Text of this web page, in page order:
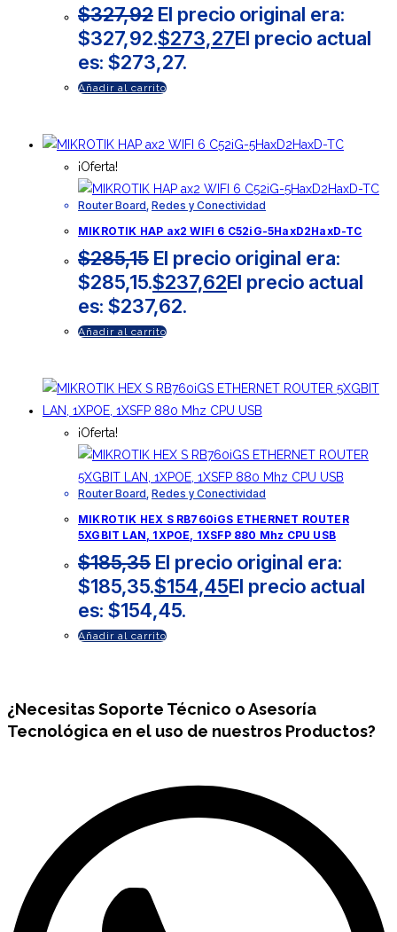
$327,92 El precio original era:
$327,92.$273,27El precio actual
es: $273,27.
Añadir al carrito
¡Oferta!
Router Board Redes y Conectividad
MIKROTIK HAP ax2 WIFI 6 C52iG-5HaxD2HaxD-TC
$285,15 El precio original era:
$285,15.$237,62El precio actual
es: $237,62.
Añadir al carrito
¡Oferta!
Router Board Redes y Conectividad
MIKROTIK HEX S RB760iGS ETHERNET ROUTER
5XGBIT LAN, 1XPOE, 1XSFP 880 Mhz CPU USB
$185,35 El precio original era:
$185,35.$154,45El precio actual
es: $154,45.
Añadir al carrito
¿NecesitasSoporte Técnico o Asesoría
Tecnológica en el uso de nuestros Productos?